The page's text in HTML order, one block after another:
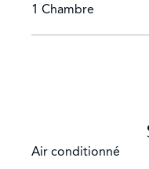
1 Chambre
Air conditionné